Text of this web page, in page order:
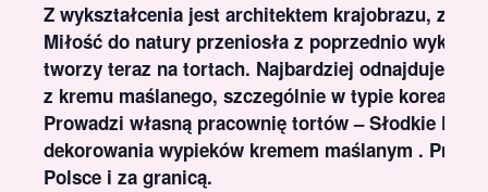
Z wykształcenia jest architektem krajobrazu, z
Miłość do natury przeniosła z poprzednio
tworzy teraz na tortach. Najbardziej odnajduje się
z kremu maślanego, szczególnie w typie
Prowadzi własną pracownię tortów – Słodkie
dekorowania wypieków kremem maślanym .
Polsce i za granicą.